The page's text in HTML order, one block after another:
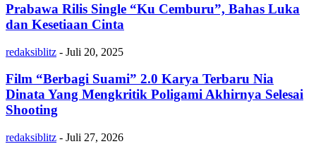
Prabawa Rilis Single “Ku Cemburu”, Bahas Luka
dan Kesetiaan Cinta
redaksiblitz - Juli 20, 2025
Film “Berbagi Suami” 2.0 Karya Terbaru Nia
Dinata Yang Mengkritik Poligami Akhirnya Selesai
Shooting
redaksiblitz - Juli 27, 2026